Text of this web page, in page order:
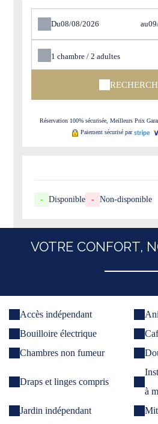
Du au
1chambre /2adultes
Réservation 100% sécurisée, Meilleurs Prix
Paiement sécurisé par
- Disponible - Non-disponible
VOTRE CONFORT,
Accès indépendant
Bouilloire électrique
Chambres non fumeur
Draps et linges compris
à
Jardin indépendant